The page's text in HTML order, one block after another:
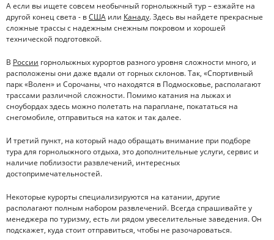
А если вы ищете совсем необычный горнолыжный тур – езжайте на
другой конец света - вСША или Канаду. Здесь вы найдете прекрасные
сложные трассы с надежным снежным покровом и хорошей
технической подготовкой.
В России горнолыжных курортов разного уровня сложности много, и
расположены они даже вдали от горных склонов. Так, «Спортивный
парк «Волен» и Сорочаны, что находятся в Подмосковье, располагают
трассами различной сложности. Помимо катания на лыжах и
сноубордах здесь можно полетать на параплане, покататься на
снегомобиле, отправиться на каток и так далее.
И третий пункт, на который надо обращать внимание при подборе
тура для горнолыжного отдыха, это дополнительные услуги, сервис и
наличие поблизости развлечений, интересных
достопримечательностей.
Некоторые курорты специализируются на катании, другие
располагают полным набором развлечений. Всегда спрашивайте у
менеджера по туризму, есть ли рядом увеселительные заведения. Он
подскажет, куда стоит отправиться, чтобы не разочароваться.